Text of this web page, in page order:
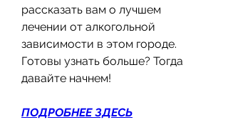
рассказать вам о лучшем
лечении от алкогольной
зависимости в этом городе.
Готовы узнать больше? Тогда
давайте начнем!
ПОДРОБНЕЕ ЗДЕСЬ